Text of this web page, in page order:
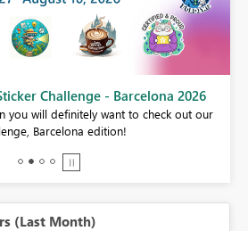
Challenge - Barcelona 2026
you will definitely want to check out our
Barcelona edition!
(Last Month)